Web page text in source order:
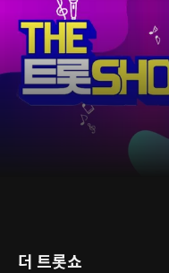
더 트롯쇼